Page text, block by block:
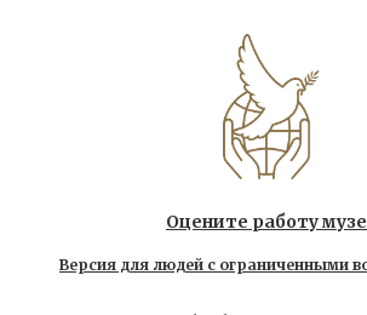
Оцените работу
Версия для людей с ограниченными